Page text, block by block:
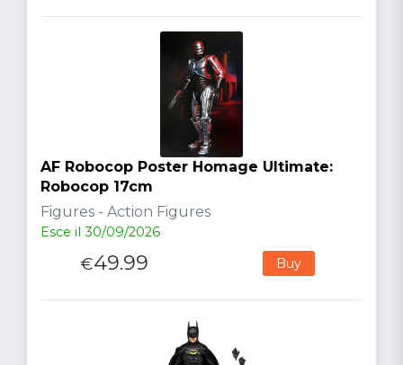
AF Robocop Poster Homage Ultimate:
Robocop 17cm
Figures - Action Figures
Esce il 30/09/2026
€49.99 Buy